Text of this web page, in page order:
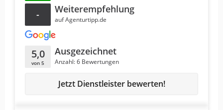
- Weiterempfehlung
auf Agenturtipp.de
5,0
von 5
Ausgezeichnet
Anzahl: 6 Bewertungen
Jetzt Dienstleister bewerten!